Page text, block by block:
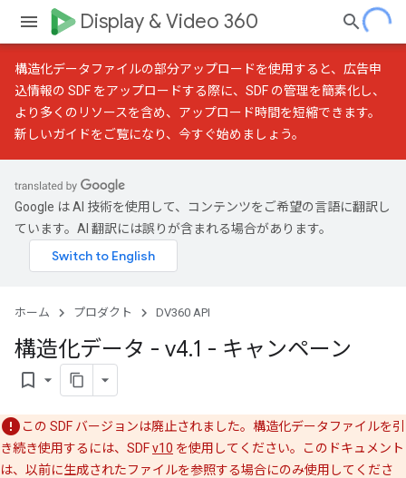
Display & Video 360
構造化データファイルの部分アップロードを使用すると、広告申
込情報の SDF をアップロードする際に、SDF の管理を簡素化し、
より多くのリソースを含め、アップロード時間を短縮できます。
新しいガイドをご覧になり、今すぐ始めましょう。
Google は AI 技術を使用して、コンテンツをご希望の言語に翻訳し
ています。AI 翻訳には誤りが含まれる場合があります。
ホーム プロダクト DV360 API
構造化データ - v4.1 - キャンペーン
bookmark_border
この SDF バージョンは廃止されました。構造化データファイルを引
き続き使用するには、SDFv10 を使用してください。このドキュメント
は、以前に生成されたファイルを参照する場合にのみ使用してくださ